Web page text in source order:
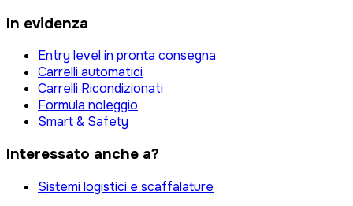
In evidenza
Entry level in pronta consegna
Carrelli automatici
Carrelli Ricondizionati
Formula noleggio
Smart & Safety
Interessato anche a?
Sistemi logistici e scaffalature